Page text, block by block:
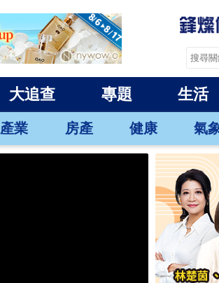
大追查 專題 生活
產業 房產 健康 氣